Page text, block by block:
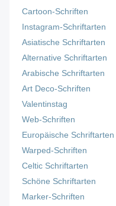
Cartoon-Schriften
Instagram-Schriftarten
Asiatische Schriftarten
Alternative Schriftarten
Arabische Schriftarten
Art Deco-Schriften
Valentinstag
Web-Schriften
Europäische Schriftarten
Warped-Schriften
Celtic Schriftarten
Schöne Schriftarten
Marker-Schriften